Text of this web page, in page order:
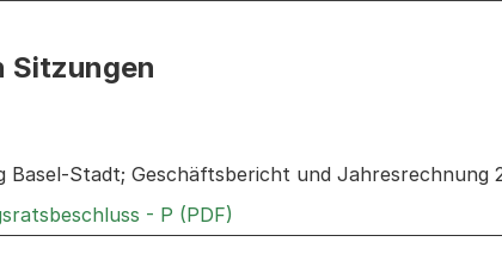
Sitzungen
zu den Sitzungen zum Geschäft
Basel-Stadt; Geschäftsbericht und Jahresrechnung
- P (PDF)